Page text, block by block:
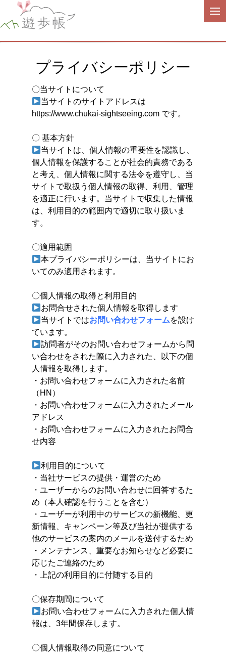
プライバシーポリシー
〇当サイトについて
当サイトのサイトアドレスは
https://www.chukai-sightseeing.com です。
〇 基本方針
当サイトは、個人情報の重要性を認識し、
個人情報を保護することが社会的責務である
と考え、個人情報に関する法令を遵守し、当
サイトで取扱う個人情報の取得、利用、管理
を適正に行います。当サイトで収集した情報
は、利用目的の範囲内で適切に取り扱いま
す。
〇適用範囲
本プライバシーポリシーは、当サイトにお
いてのみ適用されます。
〇個人情報の取得と利用目的
お問合せされた個人情報を取得します
当サイトではお問い合わせフォームを設け
ています。
訪問者がそのお問い合わせフォームから問
い合わせをされた際に入力された、以下の個
人情報を取得します。
・お問い合わせフォームに入力された名前
（HN）
・お問い合わせフォームに入力されたメール
アドレス
・お問い合わせフォームに入力されたお問合
せ内容
利用目的について
・当社サービスの提供・運営のため
・ユーザーからのお問い合わせに回答するた
め（本人確認を行うことを含む）
・ユーザーが利用中のサービスの新機能、更
新情報、キャンペーン等及び当社が提供する
他のサービスの案内のメールを送付するため
・メンテナンス、重要なお知らせなど必要に
応じたご連絡のため
・上記の利用目的に付随する目的
〇保存期間について
お問い合わせフォームに入力された個人情
報は、3年間保存します。
〇個人情報取得の同意について